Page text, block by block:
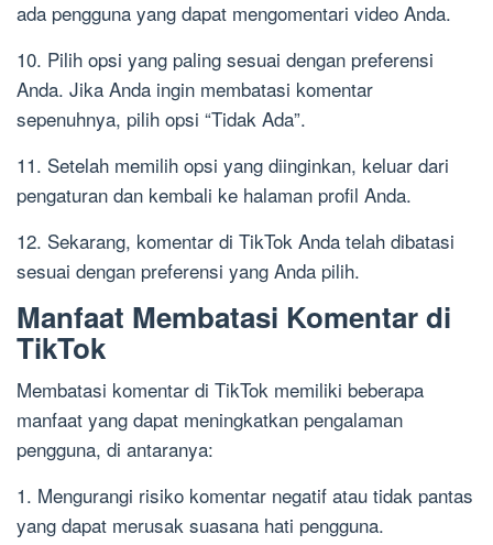
ada pengguna yang dapat mengomentari video Anda.
10. Pilih opsi yang paling sesuai dengan preferensi
Anda. Jika Anda ingin membatasi komentar
sepenuhnya, pilih opsi “Tidak Ada”.
11. Setelah memilih opsi yang diinginkan, keluar dari
pengaturan dan kembali ke halaman profil Anda.
12. Sekarang, komentar di TikTok Anda telah dibatasi
sesuai dengan preferensi yang Anda pilih.
Manfaat Membatasi Komentar di
TikTok
Membatasi komentar di TikTok memiliki beberapa
manfaat yang dapat meningkatkan pengalaman
pengguna, di antaranya:
1. Mengurangi risiko komentar negatif atau tidak pantas
yang dapat merusak suasana hati pengguna.